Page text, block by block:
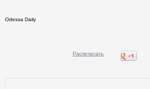
Odessa Daily
Распечатать